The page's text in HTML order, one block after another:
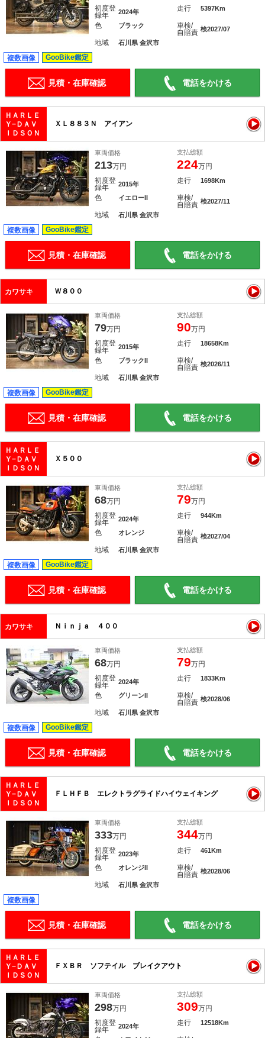
初度登
録年
2024年 走行 5397Km
色 ブラック
車検/
自賠責 検2027/07
地域 石川県 金沢市
複数画像 GooBike鑑定
見積・在庫確認 電話をかける
ＨＡＲＬＥ
Ｙ−ＤＡＶ
ＩＤＳＯＮ
ＸＬ８８３Ｎ アイアン
車両価格
213万円
支払総額
224万円
初度登
録年
2015年 走行 1698Km
色 イエローII
車検/
自賠責 検2027/11
地域 石川県 金沢市
複数画像 GooBike鑑定
見積・在庫確認 電話をかける
カワサキ Ｗ８００
車両価格
79万円
支払総額
90万円
初度登
録年
2015年 走行 18658Km
色 ブラックII
車検/
自賠責 検2026/11
地域 石川県 金沢市
複数画像 GooBike鑑定
見積・在庫確認 電話をかける
ＨＡＲＬＥ
Ｙ−ＤＡＶ
ＩＤＳＯＮ
Ｘ５００
車両価格
68万円
支払総額
79万円
初度登
録年
2024年 走行 944Km
色 オレンジ
車検/
自賠責 検2027/04
地域 石川県 金沢市
複数画像 GooBike鑑定
見積・在庫確認 電話をかける
カワサキ Ｎｉｎｊａ ４００
車両価格
68万円
支払総額
79万円
初度登
録年
2024年 走行 1833Km
色 グリーンII
車検/
自賠責 検2028/06
地域 石川県 金沢市
複数画像 GooBike鑑定
見積・在庫確認 電話をかける
ＨＡＲＬＥ
Ｙ−ＤＡＶ
ＩＤＳＯＮ
ＦＬＨＦＢ エレクトラグライドハイウェイキング
車両価格
333万円
支払総額
344万円
初度登
録年
2023年 走行 461Km
色 オレンジII
車検/
自賠責 検2028/06
地域 石川県 金沢市
複数画像
見積・在庫確認 電話をかける
ＨＡＲＬＥ
Ｙ−ＤＡＶ
ＩＤＳＯＮ
ＦＸＢＲ ソフテイル ブレイクアウト
車両価格
298万円
支払総額
309万円
初度登
録年
2024年 走行 12518Km